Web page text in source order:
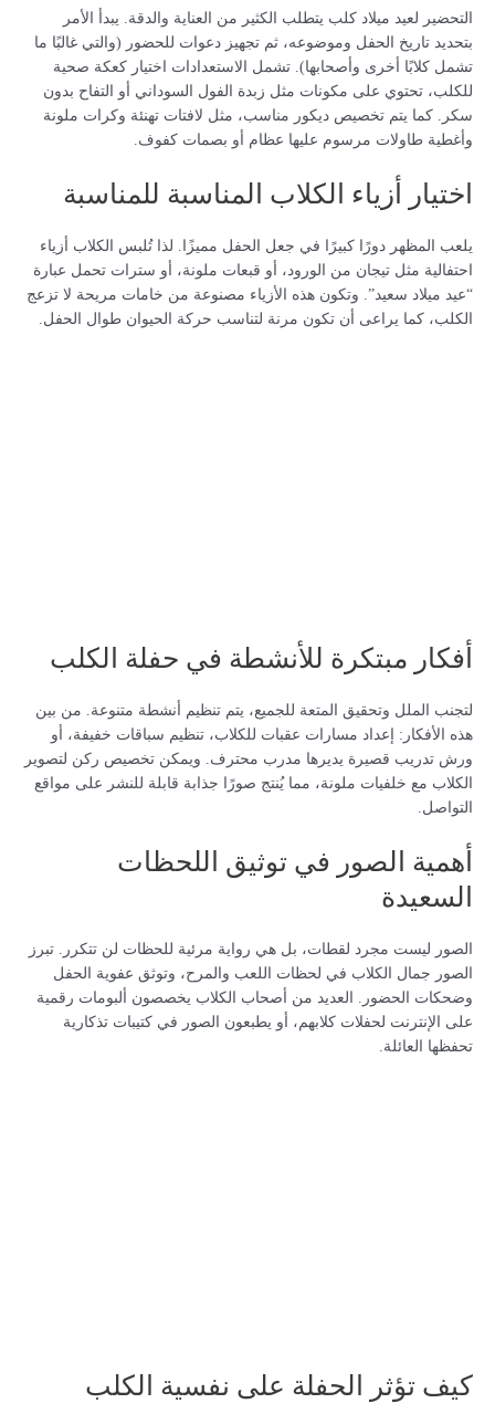
التحضير لعيد ميلاد كلب يتطلب الكثير من العناية والدقة. يبدأ الأمر
بتحديد تاريخ الحفل وموضوعه، ثم تجهيز دعوات للحضور (والتي غالبًا ما
تشمل كلابًا أخرى وأصحابها). تشمل الاستعدادات اختيار كعكة صحية
للكلب، تحتوي على مكونات مثل زبدة الفول السوداني أو التفاح بدون
سكر. كما يتم تخصيص ديكور مناسب، مثل لافتات تهنئة وكرات ملونة
وأغطية طاولات مرسوم عليها عظام أو بصمات كفوف.
اختيار أزياء الكلاب المناسبة للمناسبة
يلعب المظهر دورًا كبيرًا في جعل الحفل مميزًا. لذا تُلبس الكلاب أزياء
احتفالية مثل تيجان من الورود، أو قبعات ملونة، أو سترات تحمل عبارة
“عيد ميلاد سعيد”. وتكون هذه الأزياء مصنوعة من خامات مريحة لا تزعج
الكلب، كما يراعى أن تكون مرنة لتناسب حركة الحيوان طوال الحفل.
أفكار مبتكرة للأنشطة في حفلة الكلب
لتجنب الملل وتحقيق المتعة للجميع، يتم تنظيم أنشطة متنوعة. من بين
هذه الأفكار: إعداد مسارات عقبات للكلاب، تنظيم سباقات خفيفة، أو
ورش تدريب قصيرة يديرها مدرب محترف. ويمكن تخصيص ركن لتصوير
الكلاب مع خلفيات ملونة، مما يُنتج صورًا جذابة قابلة للنشر على مواقع
التواصل.
أهمية الصور في توثيق اللحظات
السعيدة
الصور ليست مجرد لقطات، بل هي رواية مرئية للحظات لن تتكرر. تبرز
الصور جمال الكلاب في لحظات اللعب والمرح، وتوثق عفوية الحفل
وضحكات الحضور. العديد من أصحاب الكلاب يخصصون ألبومات رقمية
على الإنترنت لحفلات كلابهم، أو يطبعون الصور في كتيبات تذكارية
تحفظها العائلة.
كيف تؤثر الحفلة على نفسية الكلب